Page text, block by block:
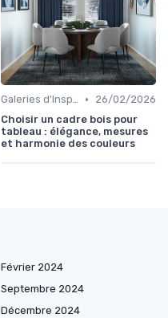
Galeries d'Inspiration •
26/02/2026
Choisir un cadre bois pour
tableau : élégance, mesures
et harmonie des couleurs
Février 2024
Septembre 2024
Décembre 2024